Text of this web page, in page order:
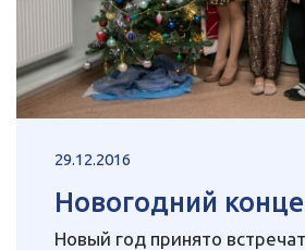
29.12.2016
Новогодний
Новый год принято